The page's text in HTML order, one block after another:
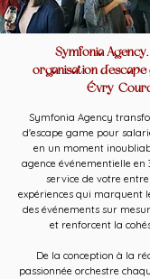
Symfonia
organisation
Évry-
Symfonia Agency
d'escape game pour
en un moment
agence événementielle en
service de votre
expériences qui marquent
des événements sur
et renforcent la
De la conception à la
passionnée orchestre